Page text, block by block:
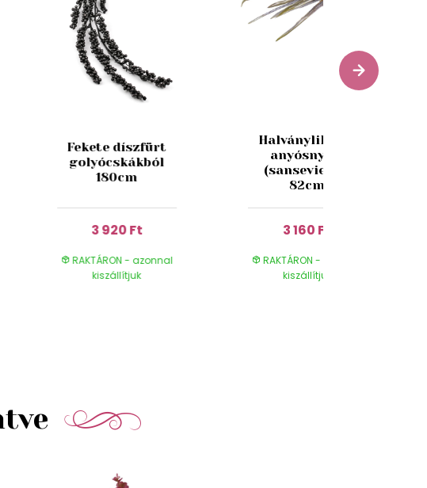
Fekete díszfürt
golyócskákból
180cm
3 920 Ft
RAKTÁRON - azonnal
kiszállítjuk
Halványlila mű
anyósnyelv
(sansevieria)
82cm
3 160 Ft
RAKTÁRON - azonnal
kiszállítjuk